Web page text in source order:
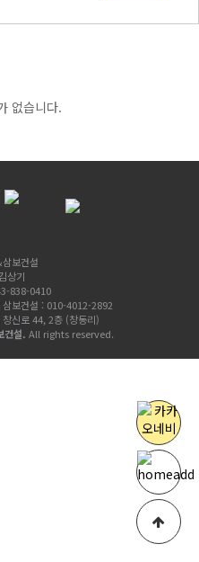
없습니다.
보건설
상기
838-0410
보건설 : 010-4012-2892
신로 44, 2층 (창동리)
건설. All rights reserved.